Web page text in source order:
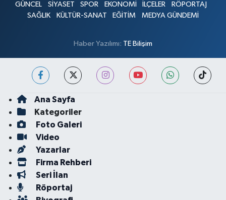
GÜNCEL SİYASET SPOR EKONOMİ İLÇELER
RÖPORTAJ
SAĞLIK
KÜLTÜR-SANAT EĞİTİM MEDYA GÜNDEMİ
Haber Yazılımı: TE Bilişim
Ana Sayfa
Kategoriler
Foto Galeri
Video
Yazarlar
Firma Rehberi
Seri İlan
Röportaj